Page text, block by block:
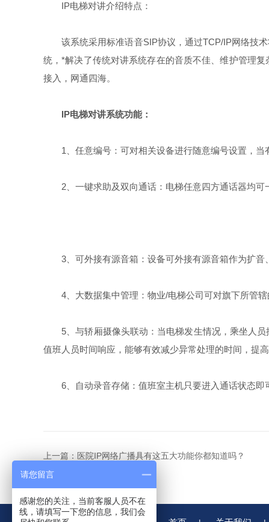
IP电梯对讲介绍特点：
该系统采用标准语音SIP协议，通过TCP/IP网络技术
统，*解决了传统对讲系统存在的音质不佳、维护管理
接入，网通四海。
IP电梯对讲系统功能：
1、任意编号：可对相关设备进行随意编号设置，当
2、一键求助及双向通话：电梯任意四方通话器均可
3、可外接有源音箱：设备可外接有源音箱作为扩音
4、大数据集中管理：物业/电梯公司可对旗下所管辖
5、与轿厢摄像头联动：当电梯发生情况，乘坐人员
值班人员时间响应，能够有效减少异常处理的时间，提
6、自动录音存储：值班室主机只要进入通话状态即
上一篇： 医院IP网络广播具有这五大功能你都知道吗？
请您留言
感谢您的关注，当前客服人员不在
线，请填写一下您的信息，我们会